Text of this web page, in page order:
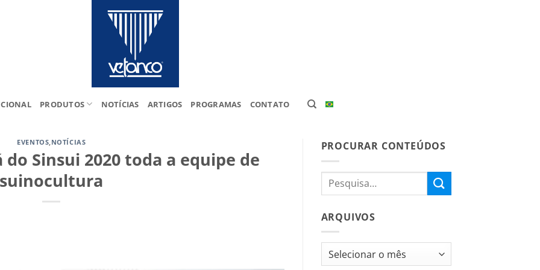
PRODUTOS NOTÍCIAS ARTIGOS PROGRAMAS CONTATO
EVENTOS,NOTÍCIAS
Sinsui 2020 toda a equipe de
suinocultura
PROCURAR CONTEÚDOS
ARQUIVOS
Arquivos